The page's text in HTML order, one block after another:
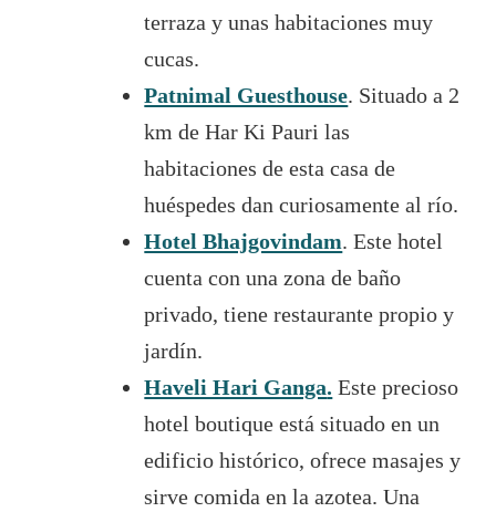
terraza y unas habitaciones muy
cucas.
Patnimal Guesthouse. Situado a 2
km de Har Ki Pauri las
habitaciones de esta casa de
huéspedes dan curiosamente al río.
Hotel Bhajgovindam. Este hotel
cuenta con una zona de baño
privado, tiene restaurante propio y
jardín.
Haveli Hari Ganga. Este precioso
hotel boutique está situado en un
edificio histórico, ofrece masajes y
sirve comida en la azotea. Una